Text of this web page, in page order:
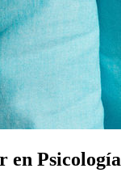
en Psicología